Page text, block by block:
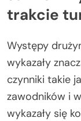
trakcie
Występy
wykazały
czynniki takie
zawodników i
wykazały się